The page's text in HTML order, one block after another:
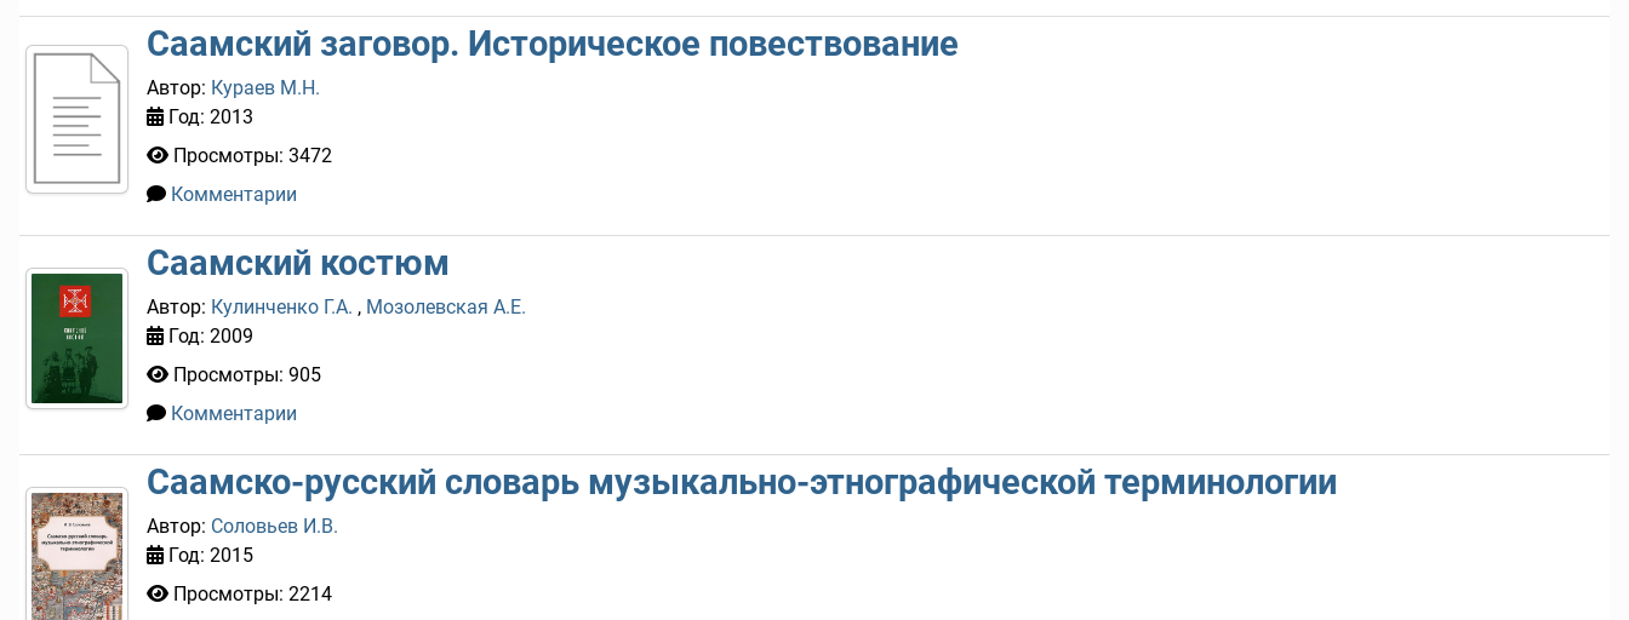
Саамский заговор. Историческое повествование
Автор: Кураев М.Н.
Год: 2013
Просмотры: 3472
Комментарии
Саамский костюм
Автор: Кулинченко Г.А. , Мозолевская А.Е.
Год: 2009
Просмотры: 905
Комментарии
Саамско-русский словарь музыкально-этнографической терминологии
Автор: Соловьев И.В.
Год: 2015
Просмотры: 2214